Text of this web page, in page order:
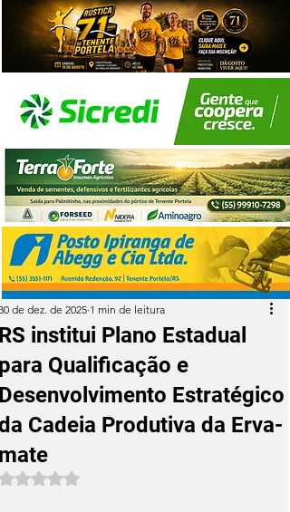
institui Plano Estadual
Qualificação e
Estratégico
Cadeia Produtiva da Erva-
de dez. de 2025 1 min de leitura
Avaliado com NaN de 5 estrelas.